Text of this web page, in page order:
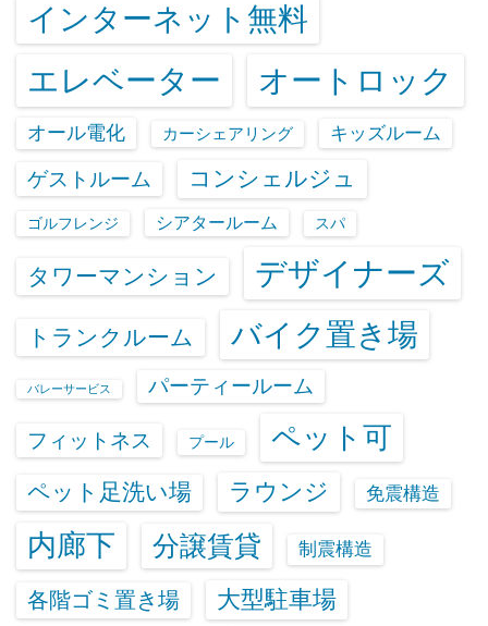
インターネット無料
エレベーター オートロック
オール電化 カーシェアリング キッズルーム
ゲストルーム コンシェルジュ
ゴルフレンジ シアタールーム スパ
タワーマンション デザイナーズ
トランクルーム バイク置き場
バレーサービス パーティールーム
フィットネス プール ペット可
ペット足洗い場 ラウンジ 免震構造
内廊下 分譲賃貸 制震構造
各階ゴミ置き場 大型駐車場